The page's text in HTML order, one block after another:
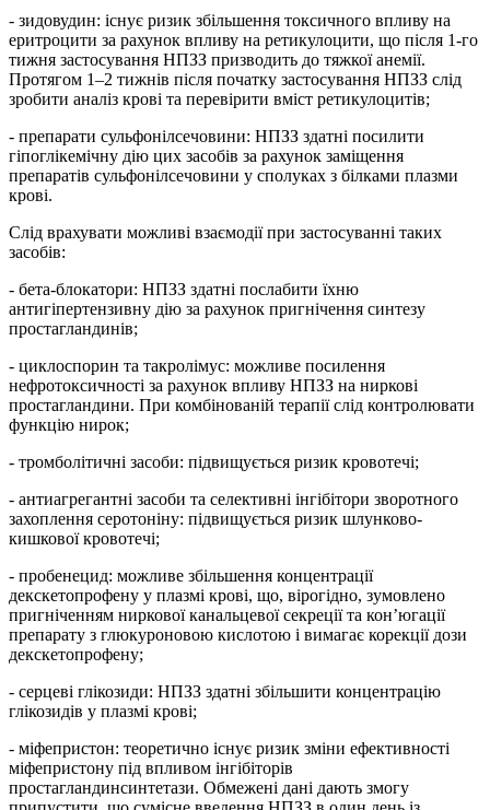
- зидовудин: існує ризик збільшення токсичного впливу на
еритроцити за рахунок впливу на ретикулоцити, що після 1-го
тижня застосування НПЗЗ призводить до тяжкої анемії.
Протягом 1–2 тижнів після початку застосування НПЗЗ слід
зробити аналіз крові та перевірити вміст ретикулоцитів;
- препарати сульфонілсечовини: НПЗЗ здатні посилити
гіпоглікемічну дію цих засобів за рахунок заміщення
препаратів сульфонілсечовини у сполуках з білками плазми
крові.
Слід врахувати можливі взаємодії при застосуванні таких
засобів:
- бета-блокатори: НПЗЗ здатні послабити їхню
антигіпертензивну дію за рахунок пригнічення синтезу
простагландинів;
- циклоспорин та такролімус: можливе посилення
нефротоксичності за рахунок впливу НПЗЗ на ниркові
простагландини. При комбінованій терапії слід контролювати
функцію нирок;
- тромболітичні засоби: підвищується ризик кровотечі;
- антиагрегантні засоби та селективні інгібітори зворотного
захоплення серотоніну: підвищується ризик шлунково-
кишкової кровотечі;
- пробенецид: можливе збільшення концентрації
декскетопрофену у плазмі крові, що, вірогідно, зумовлено
пригніченням ниркової канальцевої секреції та кон’югації
препарату з глюкуроновою кислотою і вимагає корекції дози
декскетопрофену;
- серцеві глікозиди: НПЗЗ здатні збільшити концентрацію
глікозидів у плазмі крові;
- міфепристон: теоретично існує ризик зміни ефективності
міфепристону під впливом інгібіторів
простагландинсинтетази. Обмежені дані дають змогу